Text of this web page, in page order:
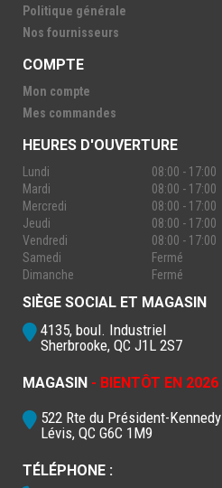
Politique générale
Nos fournisseurs
COMPTE
Mon compte
Mes commandes
HEURES D'OUVERTURE
Lundi
08:00 - 17:00
Mardi
08:00 - 17:00
Mercredi
08:00 - 17:00
Jeudi
08:00 - 17:00
Vendredi
08:00 - 17:00
Samedi
Fermé
Dimanche
Fermé
SIÈGE SOCIAL ET MAGASIN
4135, boul. Industriel
Sherbrooke, QC J1L 2S7
MAGASIN - BIENTÔT EN 2026
522 Rte du Président-Kennedy
Lévis, QC G6C 1M9
TÉLÉPHONE :